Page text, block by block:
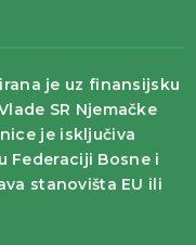
je uz finansijsku
SR Njemačke
je isključiva
Federaciji Bosne i
stanovišta EU ili